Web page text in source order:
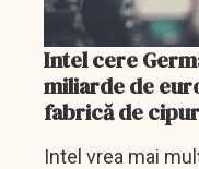
Intel cere
miliarde de
fabrică de
Intel vrea mai